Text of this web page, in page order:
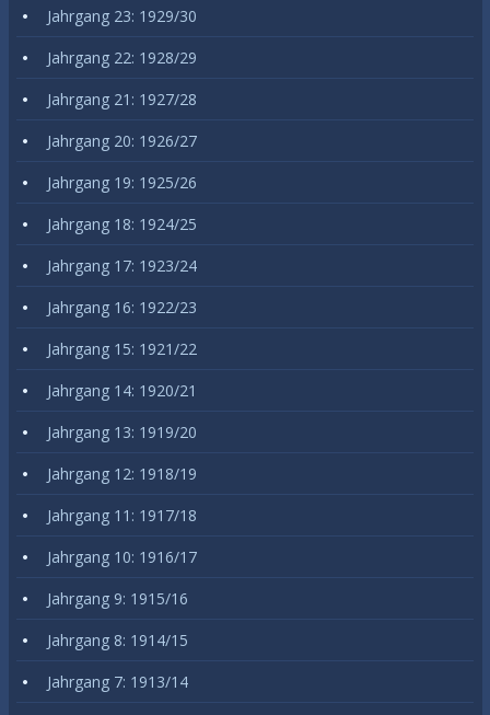
Jahrgang 23: 1929/30
Jahrgang 22: 1928/29
Jahrgang 21: 1927/28
Jahrgang 20: 1926/27
Jahrgang 19: 1925/26
Jahrgang 18: 1924/25
Jahrgang 17: 1923/24
Jahrgang 16: 1922/23
Jahrgang 15: 1921/22
Jahrgang 14: 1920/21
Jahrgang 13: 1919/20
Jahrgang 12: 1918/19
Jahrgang 11: 1917/18
Jahrgang 10: 1916/17
Jahrgang 9: 1915/16
Jahrgang 8: 1914/15
Jahrgang 7: 1913/14